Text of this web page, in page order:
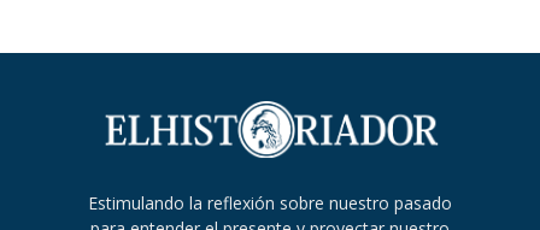
Estimulando la reflexión sobre nuestro pasado